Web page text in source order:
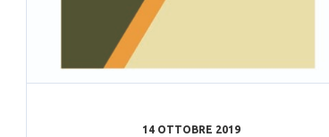
14 OTTOBRE 2019